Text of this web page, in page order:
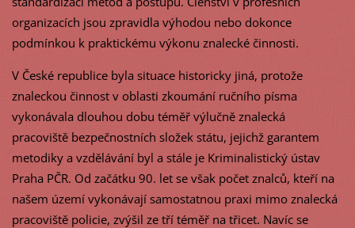
organizacích jsou zpravidla výhodou nebo dokonce
podmínkou k praktickému výkonu znalecké činnosti.
V České republice byla situace historicky jiná, protože
znaleckou činnost v oblasti zkoumání ručního písma
vykonávala dlouhou dobu téměř výlučně znalecká
pracoviště bezpečnostních složek státu, jejichž garantem
metodiky a vzdělávání byl a stále je Kriminalistický ústav
Praha PČR. Od začátku 90. let se však počet znalců, kteří na
našem území vykonávají samostatnou praxi mimo znalecká
pracoviště policie, zvýšil ze tří téměř na třicet. Navíc se